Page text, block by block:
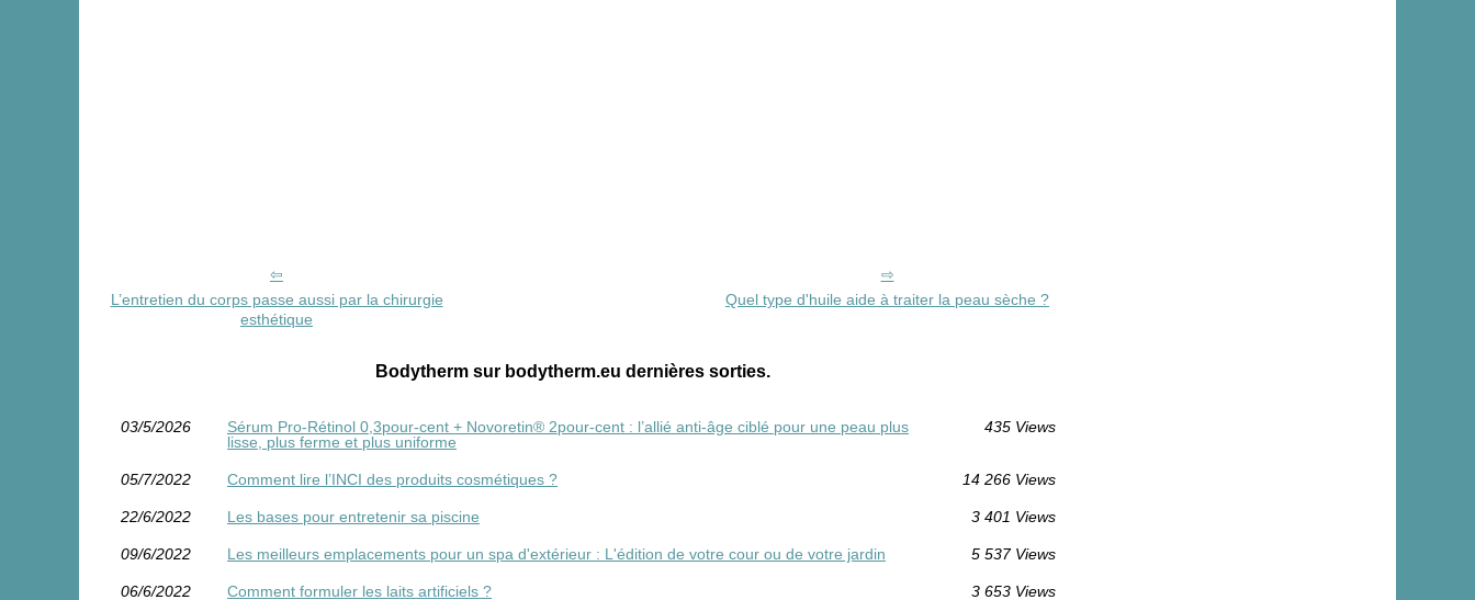
L’entretien du corps passe aussi par la chirurgie
esthétique
Quel type d'huile aide à traiter la peau sèche ?
Bodytherm sur bodytherm.eu dernières sorties.
03/5/2026
Sérum Pro‑Rétinol 0,3pour-cent + Novoretin® 2pour-cent : l’allié anti‑âge ciblé pour une peau plus
lisse, plus ferme et plus uniforme
435 Views
05/7/2022 Comment lire l’INCI des produits cosmétiques ? 14 266 Views
22/6/2022 Les bases pour entretenir sa piscine 3 401 Views
09/6/2022 Les meilleurs emplacements pour un spa d'extérieur : L'édition de votre cour ou de votre jardin 5 537 Views
06/6/2022 Comment formuler les laits artificiels ? 3 653 Views